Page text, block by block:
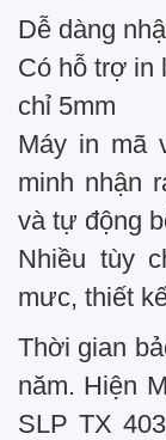
Dễ dàng
Có hỗ trợ in
chỉ 5mm
Máy in mã
minh nhận
và tự động
Nhiều tùy
mưc, thiết
Thời gian
năm. Hiện
SLP TX